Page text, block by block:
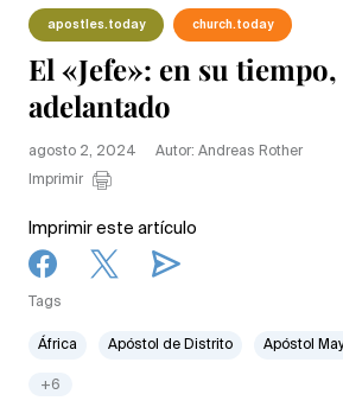
apostles.today church.today
El «Jefe»: en su
adelantado
agosto 2, 2024
Autor: Andreas Rother
Imprimir
Imprimir este artículo
Tags
África Apóstol de Distrito Apóstol
+6